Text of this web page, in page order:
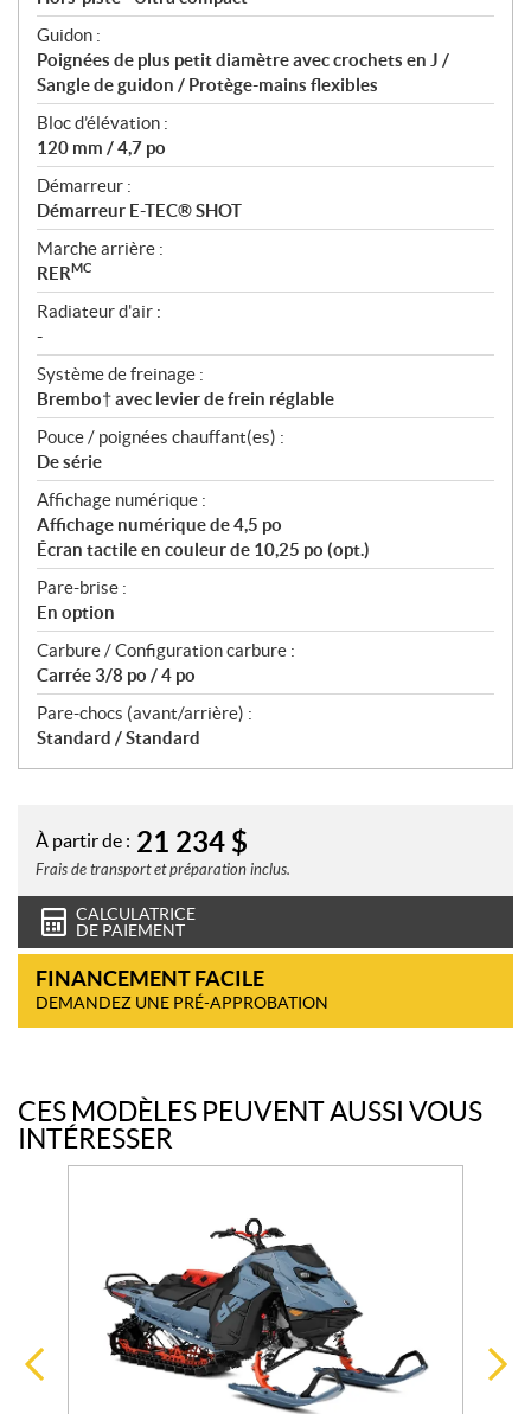
Guidon :
Poignées de plus petit diamètre avec crochets en J /
Sangle de guidon / Protège-mains flexibles
Bloc d’élévation :
120 mm / 4,7 po
Démarreur :
Démarreur E-TEC® SHOT
Marche arrière :
RERMC
Radiateur d'air :
-
Système de freinage :
Brembo† avec levier de frein réglable
Pouce / poignées chauffant(es) :
De série
Affichage numérique :
Affichage numérique de 4,5 po
Écran tactile en couleur de 10,25 po (opt.)
Pare-brise :
En option
Carbure / Configuration carbure :
Carrée 3/8 po / 4 po
Pare-chocs (avant/arrière) :
Standard / Standard
À partir de : 21 234 $
Frais de transport et préparation inclus.
CALCULATRICE
DE PAIEMENT
FINANCEMENT FACILE
DEMANDEZ UNE PRÉ-APPROBATION
CES MODÈLES PEUVENT AUSSI VOUS
INTÉRESSER